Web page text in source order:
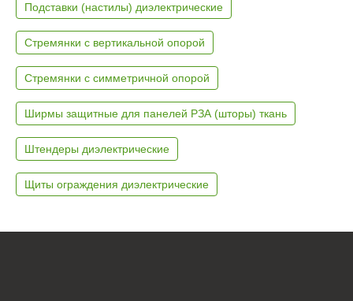
Подставки (настилы) диэлектрические
Стремянки с вертикальной опорой
Стремянки с симметричной опорой
Ширмы защитные для панелей РЗА (шторы) ткань
Штендеры диэлектрические
Щиты ограждения диэлектрические